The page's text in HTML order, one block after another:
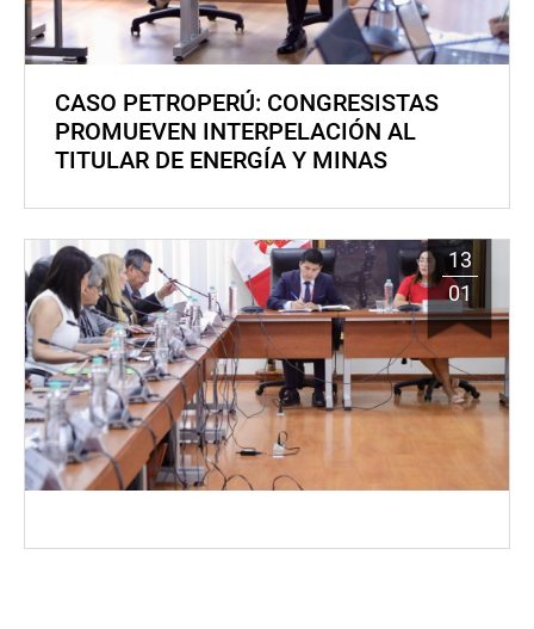
CASO PETROPERÚ: CONGRESISTAS
PROMUEVEN INTERPELACIÓN AL
TITULAR DE ENERGÍA Y MINAS
13
01